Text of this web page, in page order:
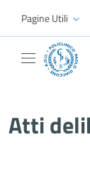
Skip to Main
Pagine Utili
Atti